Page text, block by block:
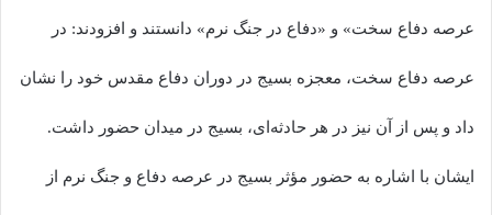
عرصه دفاع سخت» و «دفاع در جنگ نرم» دانستند و افزودند: در
عرصه دفاع سخت، معجزه بسیج در دوران دفاع مقدس خود را نشان
داد و پس از آن نیز در هر حادثه‌ای، بسیج در میدان حضور داشت.
ایشان با اشاره به حضور مؤثر بسیج در عرصه دفاع و جنگ نرم از